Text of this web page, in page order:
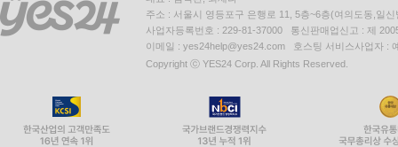
주소 : 서울시 영등포구 은행로 11, 5층~6층(여의도동,일신
사업자등록번호 : 229-81-37000 통신판매업신고 : 제
이메일 : yes24help@yes24.com 호스팅 서비스사업자 :
Copyright ⓒ YES24 Corp. All Rights Reserved.